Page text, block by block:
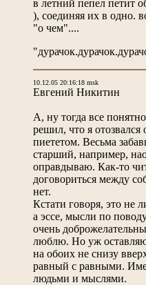
в летний пепел петит
), соединяя их в одно.
"о чем"....
10.12.05 20:16:18 msk
Евгений Никитин
А, ну тогда все
решил, что я отозвался
пиететом. Весьма
старший, например,
оправдываю. Как-то
договориться между
нет.
Кстати говоря, это не
а эссе, мысли по
очень
люблю. Но уж оставляю
на обоих не снизу
равный с равными.
людьми и мыслями.